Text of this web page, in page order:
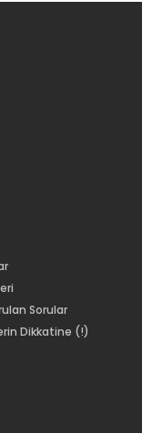
Sorular
Dikkatine (!)